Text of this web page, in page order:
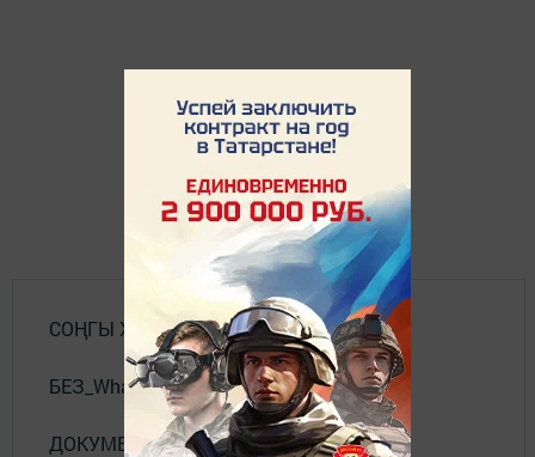
СОҢГЫ ХӘБӘРЛӘР
БЕЗ_WhatsApp_та
ДОКУМЕНТЛАР